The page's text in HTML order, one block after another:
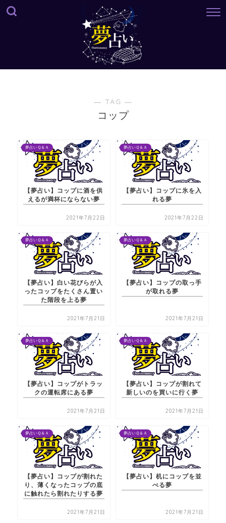
― TAG ―
コップ
夢占いＱ＆Ａ
【夢占い】コップに酒を供
えるが満杯にならない夢
2021年7月22日
夢占いＱ＆Ａ
【夢占い】コップに氷を入
れる夢
2021年7月22日
夢占いＱ＆Ａ
【夢占い】白い花びらが入
ったコップをたくさん置い
た階段を上る夢
2021年7月21日
夢占いＱ＆Ａ
【夢占い】コップの取っ手
が取れる夢
2021年7月21日
夢占いＱ＆Ａ
【夢占い】コップがトラッ
クの運転席にある夢
2021年7月21日
夢占いＱ＆Ａ
【夢占い】コップが割れて
新しいのを買いに行く夢
2021年7月21日
夢占いＱ＆Ａ
【夢占い】コップが割れた
り、薄くなったコップの底
に触れたら割れたりする夢
2021年7月21日
夢占いＱ＆Ａ
【夢占い】机にコップを並
べる夢
2021年7月21日